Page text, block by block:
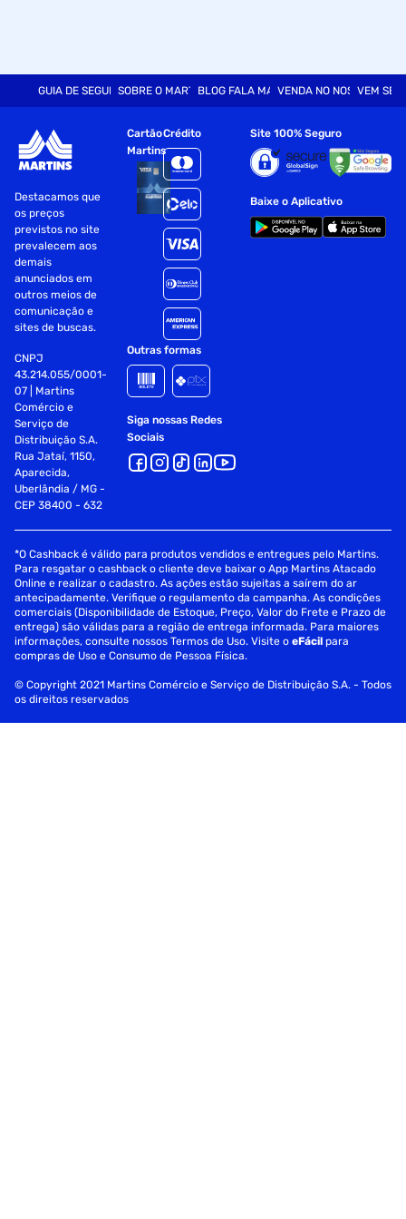
GUIA DE SEGURANÇASOBRE O MARTINSBLOG FALA MARTVENDA NO NOSSO SITE
VEM SER
Destacamos que
os preços
previstos no site
prevalecem aos
demais
anunciados em
outros meios de
comunicação e
sites de buscas.
CNPJ
43.214.055/0001-
07 | Martins
Comércio e
Serviço de
Distribuição S.A.
Rua Jataí, 1150,
Aparecida,
Uberlândia / MG -
CEP 38400 - 632
Cartão
Martins
Crédito
Outras formas
Siga nossas Redes
Sociais
Site 100% Seguro
Baixe o Aplicativo
*O Cashback é válido para produtos vendidos e entregues pelo Martins.
Para resgatar o cashback o cliente deve baixar o App Martins Atacado
Online e realizar o cadastro. As ações estão sujeitas a saírem do ar
antecipadamente. Verifique o regulamento da campanha. As condições
comerciais (Disponibilidade de Estoque, Preço, Valor do Frete e Prazo de
entrega) são válidas para a região de entrega informada. Para maiores
informações, consulte nossos Termos de Uso. Visite oeFácil para
compras de Uso e Consumo de Pessoa Física.
© Copyright 2021 Martins Comércio e Serviço de Distribuição S.A. - Todos
os direitos reservados